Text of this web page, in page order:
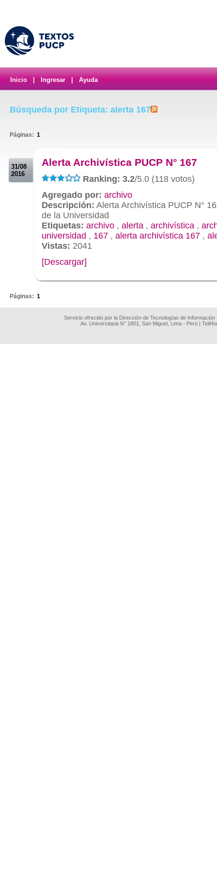
Inicio Ingresar Ayuda
Búsqueda por Etiqueta: alerta 167
Páginas: 1
31/08
2016
Alerta Archivística PUCP N° 167
Ranking: 3.2/5.0 (118 votos)
Agregado por: archivo
Descripción: Alerta Archivística PUCP N°
de la Universidad
Etiquetas: archivo , alerta , archivística ,
universidad , 167 , alerta archivística 167 ,
Vistas: 2041
[Descargar]
Páginas: 1
Servicio ofrecido por la Dirección de Tecnologías de
Av. Universitaria N° 1801, San Miguel, Lima - Perú |